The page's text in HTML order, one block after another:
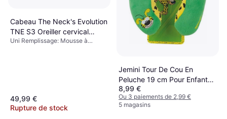
Cabeau The Neck's Evolution
TNE S3 Oreiller cervical
Rouge
Uni Remplissage: Mousse à
49,99 €
Rupture de stock
Jemini Tour De Cou En
Peluche 19 cm Pour Enfant
Oreiller cervical Vert
8,99 €
Ou 3 paiements de 2,99 €
5 magasins